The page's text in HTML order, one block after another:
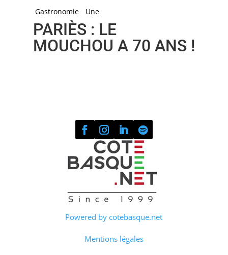
Gastronomie Une
PARIÈS : LE
MOUCHOU A 70 ANS !
Powered by cotebasque.net
Mentions légales